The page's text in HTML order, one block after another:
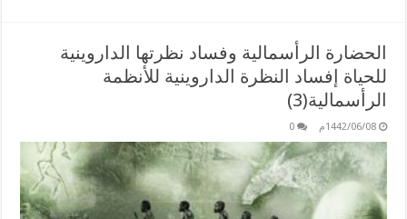
الحضارة الرأسمالية وفساد نظرتها الداروينية
للحياة إفساد النظرة الداروينية للأنظمة
الرأسمالية(3)
1442/06/08م 0